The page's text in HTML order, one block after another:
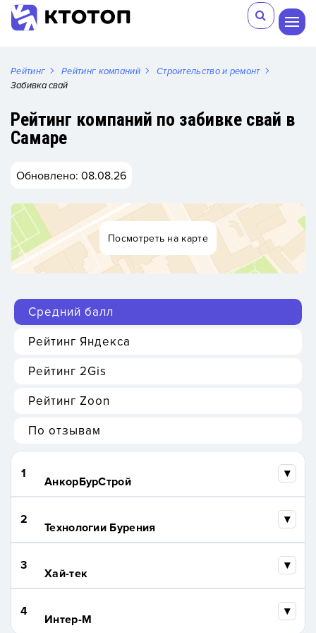
Рейтинг Рейтинг компаний
Строительство и ремонт
Забивка свай
Рейтинг компаний по забивке свай в
Самаре
Обновлено: 08.08.26
Посмотреть на карте
Средний балл
Рейтинг Яндекса
Рейтинг 2Gis
Рейтинг Zoon
По отзывам
1
АнкорБурСтрой
2
Технологии Бурения
3
Хай-тек
4
Интер-М